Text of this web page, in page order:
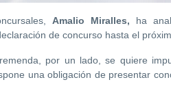
Amalio Miralles, ha
de concurso hasta el
por un lado, se quiere
una obligación de presentar